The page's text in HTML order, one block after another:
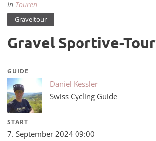
In Touren
Graveltour
Gravel Sportive-Tour
GUIDE
Daniel Kessler
Swiss Cycling Guide
START
7. September 2024 09:00